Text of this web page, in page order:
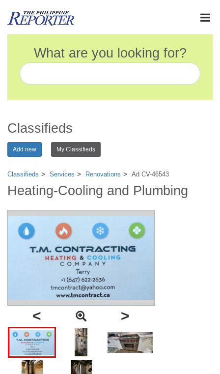
What are you looking for?
Classifieds
Add new My Classifieds
Classifieds Services Renovations Ad CV-46543
Heating-Cooling and Plumbing
< >